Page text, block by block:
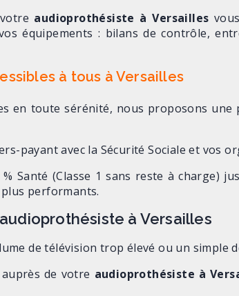
audioprothésiste à Versailles
équipements : bilans de contrôle,
à tous à Versailles
en toute sérénité, nous proposons
payant avec la Sécurité Sociale et vos
Santé (Classe 1 sans reste à charge)
performants.
à Versailles
de télévision trop élevé ou un simple
de votre audioprothésiste à